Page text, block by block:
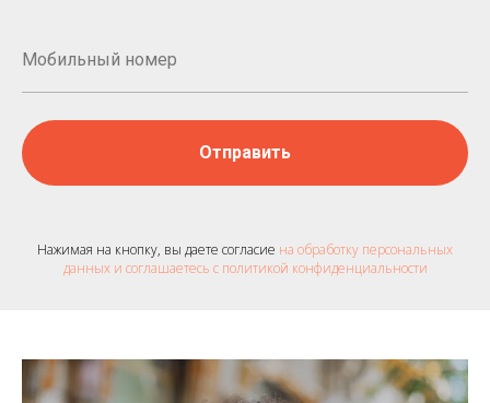
Отправить
Нажимая на кнопку, вы даете согласие на обработку персональных
данных и соглашаетесь c политикой конфиденциальности